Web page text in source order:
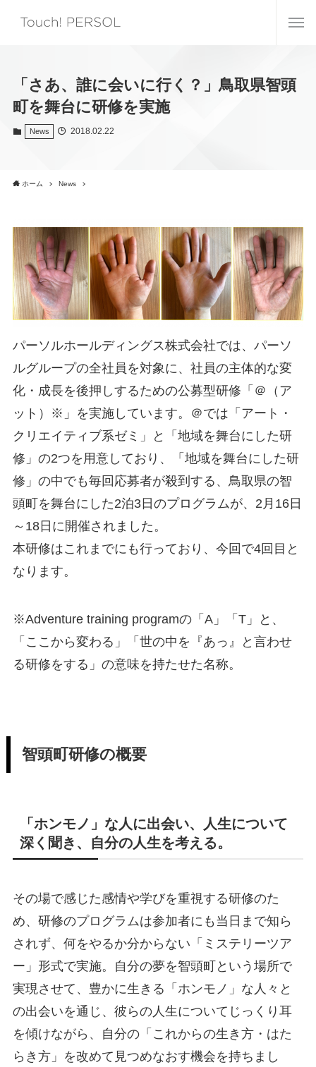
「さあ、誰に会いに行く？」鳥取県智頭
町を舞台に研修を実施
News 2018.02.22
ホーム News
パーソルホールディングス株式会社では、パーソ
ルグループの全社員を対象に、社員の主体的な変
化・成長を後押しするための公募型研修「＠（ア
ット）※」を実施しています。＠では「アート・
クリエイティブ系ゼミ」と「地域を舞台にした研
修」の2つを用意しており、「地域を舞台にした研
修」の中でも毎回応募者が殺到する、鳥取県の智
頭町を舞台にした2泊3日のプログラムが、2月16日
～18日に開催されました。
本研修はこれまでにも行っており、今回で4回目と
なります。
※Adventure training programの「A」「T」と、
「ここから変わる」「世の中を『あっ』と言わせ
る研修をする」の意味を持たせた名称。
智頭町研修の概要
「ホンモノ」な人に出会い、人生について
深く聞き、自分の人生を考える。
その場で感じた感情や学びを重視する研修のた
め、研修のプログラムは参加者にも当日まで知ら
されず、何をやるか分からない「ミステリーツア
ー」形式で実施。自分の夢を智頭町という場所で
実現させて、豊かに生きる「ホンモノ」な人々と
の出会いを通じ、彼らの人生についてじっくり耳
を傾けながら、自分の「これからの生き方・はた
らき方」を改めて見つめなおす機会を持ちまし